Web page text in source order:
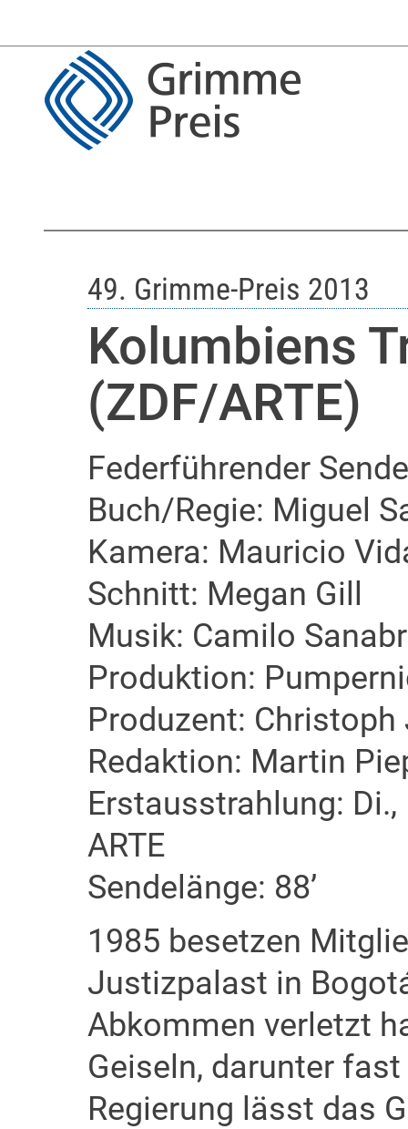
49. Grimme-Preis 2013
Kolumbiens
(ZDF/ARTE)
Federführender
Buch/Regie: Miguel
Kamera: Mauricio
Schnitt: Megan Gill
Musik: Camilo
Produktion:
Produzent: Christoph
Redaktion: Martin
Erstausstrahlung: Di.,
ARTE
Sendelänge: 88’
1985 besetzen
Justizpalast in
Abkommen verletzt
Geiseln, darunter
Regierung lässt das